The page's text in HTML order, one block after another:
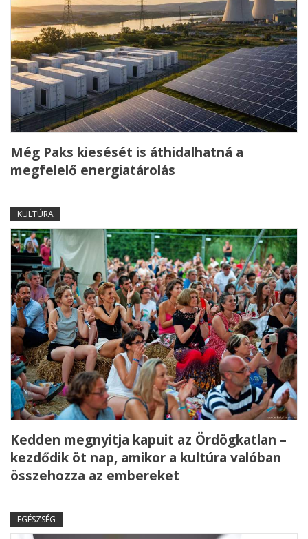
Még Paks kiesését is áthidalhatná a
megfelelő energiatárolás
KULTÚRA
Kedden megnyitja kapuit az Ördögkatlan –
kezdődik öt nap, amikor a kultúra valóban
összehozza az embereket
EGÉSZSÉG